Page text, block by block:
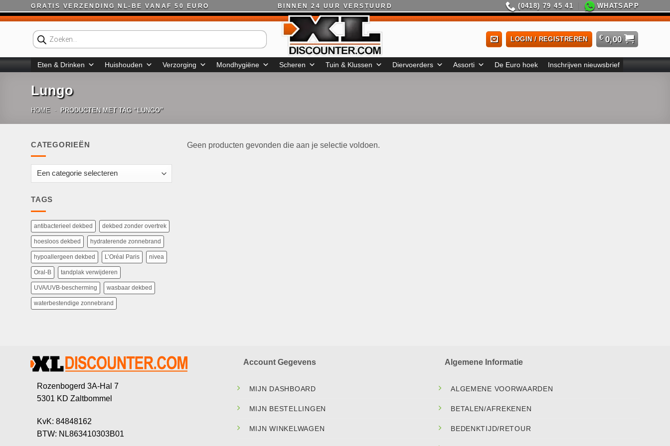
naar
GRATIS VERZENDING NL-BE VANAF 50 EURO BINNEN 24 UUR VERSTUURD (0418) 79 45 41 WHATSAPP
Producten
zoeken
LOGIN / REGISTREREN € 0,00
Eten & Drinken Huishouden Verzorging Mondhygiëne Scheren Tuin & Klussen Diervoerders Assorti De Euro hoek Inschrijven nieuwsbrief
Lungo
HOME - PRODUCTEN MET TAG “LUNGO”
CATEGORIEËN
TAGS
antibacterieel dekbed dekbed zonder overtrek
hoesloos dekbed hydraterende zonnebrand
hypoallergeen dekbed L’Oréal Paris nivea
Oral-B tandplak verwijderen
UVA/UVB-bescherming wasbaar dekbed
waterbestendige zonnebrand
Geen producten gevonden die aan je selectie voldoen.
Rozenbogerd 3A-Hal 7
5301 KD Zaltbommel
KvK: 84848162
BTW: NL863410303B01
Account Gegevens
MIJN DASHBOARD
MIJN BESTELLINGEN
MIJN WINKELWAGEN
Algemene Informatie
ALGEMENE VOORWAARDEN
BETALEN/AFREKENEN
BEDENKTIJD/RETOUR